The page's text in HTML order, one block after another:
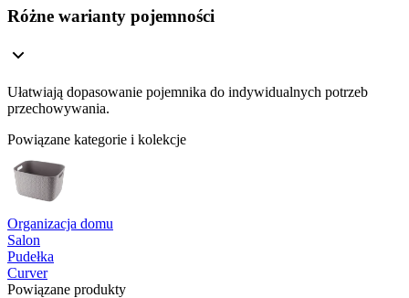
Różne warianty pojemności
Ułatwiają dopasowanie pojemnika do indywidualnych potrzeb
przechowywania.
Powiązane kategorie i kolekcje
Organizacja domu
Salon
Pudełka
Curver
Powiązane produkty